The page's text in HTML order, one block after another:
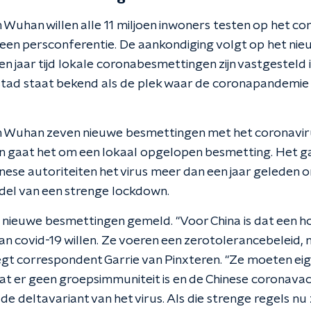
willen alle 11 miljoen inwoners testen op het
persconferentie. De aankondiging volgt op het
jaar tijd lokale coronabesmettingen zijn vastgesteld
staat bekend als de plek waar de
Wuhan zeven nieuwe besmettingen met het
gaat het om een lokaal opgelopen besmetting. Het
autoriteiten het virus meer dan een jaar geleden
van een strenge lockdown.
nieuwe besmettingen gemeld. "Voor China is dat een
covid-19 willen. Ze voeren een zerotolerancebeleid,
correspondent Garrie van Pinxteren. "Ze moeten
er geen groepsimmuniteit is en de Chinese
deltavariant van het virus. Als die strenge regels nu